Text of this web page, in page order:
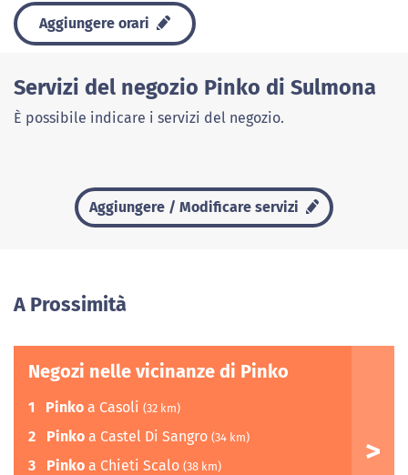
Aggiungere orari
Servizi del negozio Pinko di Sulmona
È possibile indicare i servizi del negozio.
Aggiungere / Modificare servizi
A Prossimità
Negozi nelle vicinanze di Pinko
1 Pinko a Casoli (32 km)
2 Pinko a Castel Di Sangro (34 km)
3 Pinko a Chieti Scalo (38 km)